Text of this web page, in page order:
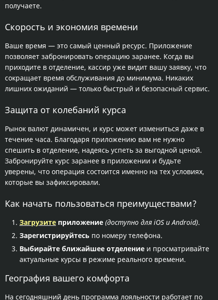
получаете.
Скорость и экономия времени
Ваше время — это самый ценный ресурс. Приложение
позволяет забронировать операцию заранее. Когда вы
приходите в отделение, кассир уже видит вашу заявку, что
сокращает время обслуживания до минимума. Никаких
лишних ожиданий — только быстрый и безопасный сервис.
Защита от колебаний курса
Рынок валют динамичен, и курс может измениться даже в
течение часа. Благодаря приложению вам не нужно
спешить в отделение, надеясь успеть за выгодной ценой.
Забронируйте курс заранее в приложении и будьте
уверены, что операция состоится именно на тех условиях,
которые вы зафиксировали.
Как начать пользоваться преимуществами?
Загрузите приложение (доступно для iOS и Android).
Зарегистрируйтесь по номеру телефона.
Выбирайте ближайшее отделение и просматривайте
актуальные курсы в режиме реального времени.
География вашего комфорта
На сегодняшний день программа лояльности работает по